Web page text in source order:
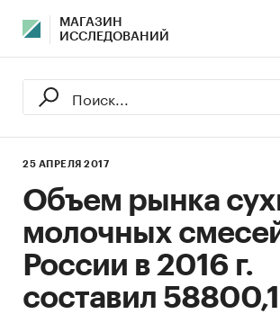
МАГАЗИН
ИССЛЕДОВАНИЙ
25 АПРЕЛЯ 2017
Объем рынка
молочных
России в 2016 г.
составил